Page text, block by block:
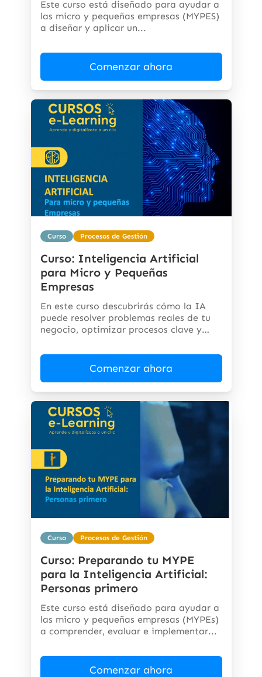
Este curso está diseñado para ayudar a
las micro y pequeñas empresas (MYPES)
a diseñar y aplicar un...
Comenzar ahora
Curso Procesos de Gestión
Curso: Inteligencia Artificial
para Micro y Pequeñas
Empresas
En este curso descubrirás cómo la IA
puede resolver problemas reales de tu
negocio, optimizar procesos clave y
Comenzar ahora
Curso Procesos de Gestión
Curso: Preparando tu MYPE
para la Inteligencia Artificial:
Personas primero
Este curso está diseñado para ayudar a
las micro y pequeñas empresas (MYPEs)
a comprender, evaluar e implementar...
Comenzar ahora